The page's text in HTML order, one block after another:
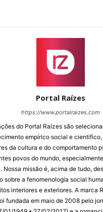
Portal Raízes
https://www.portalraizes.com
do Portal Raízes são
empírico social e
da cultura e do comportamento
povos do mundo,
Nossa missão é, acima de tudo,
sobre a fenomenologia social
interiores e exteriores. A marca
fundada em maio de 2008 pelo